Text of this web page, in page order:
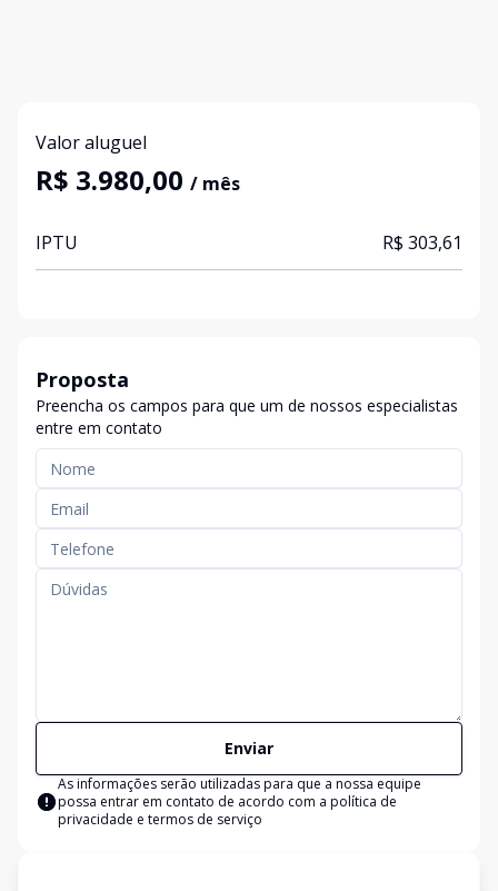
Valor aluguel
R$ 3.980,00 / mês
IPTU R$ 303,61
Proposta
Preencha os campos para que um de nossos especialistas
entre em contato
Enviar
As informações serão utilizadas para que a nossa equipe
possa entrar em contato de acordo com a política de
privacidade e termos de serviço